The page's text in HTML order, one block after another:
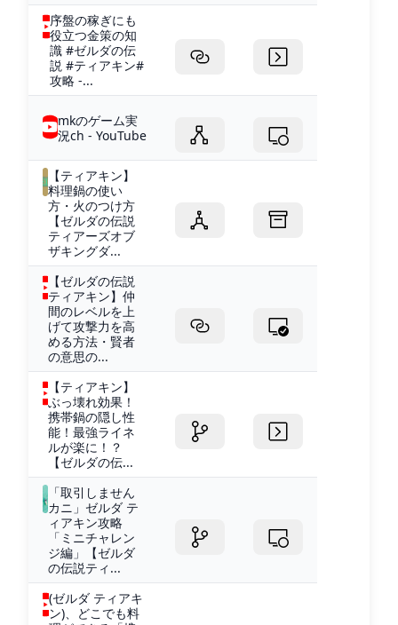
序盤の稼ぎにも
役立つ金策の知
識 #ゼルダの伝
説 #ティアキン#
攻略 -...
mkのゲーム実
況ch - YouTube
【ティアキン】
料理鍋の使い
方・火のつけ方
【ゼルダの伝説
ティアーズオブ
ザキングダ...
【ゼルダの伝説
ティアキン】仲
間のレベルを上
げて攻撃力を高
める方法・賢者
の意思の...
【ティアキン】
ぶっ壊れ効果！
携帯鍋の隠し性
能！最強ライネ
ルが楽に！？
【ゼルダの伝...
「取引しません
カニ」ゼルダ テ
ィアキン攻略
「ミニチャレン
ジ編」【ゼルダ
の伝説ティ...
(ゼルダ ティアキ
ン)、どこでも料